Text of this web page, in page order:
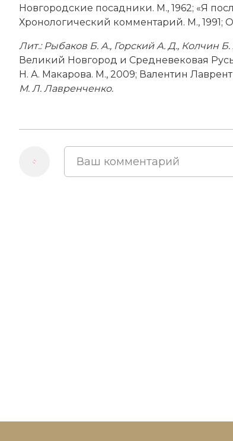
Новгородские посадники. М., 1962; «Я
Хронологический комментарий. М., 1991;
Лит.: Рыбаков Б. А., Горский А. Д., Колчин Б.
Великий Новгород и Средневековая
Н. А. Макарова. М., 2009; Валентин
М. Л. Лавренченко.